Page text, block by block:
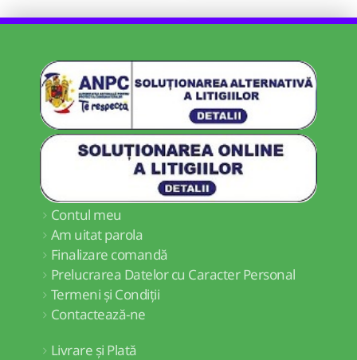
Contul meu
Am uitat parola
Finalizare comandă
Prelucrarea Datelor cu Caracter Personal
Termeni și Condiții
Contactează-ne
Livrare și Plată